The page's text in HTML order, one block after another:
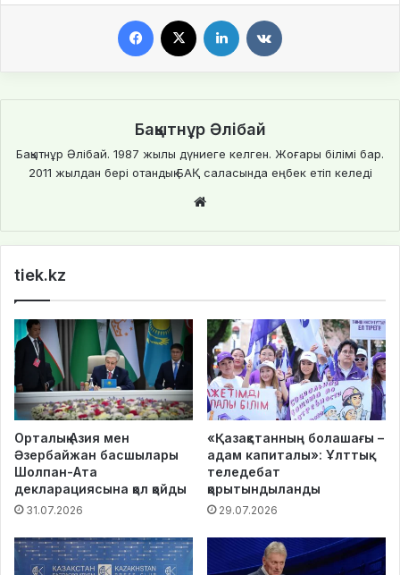
Facebook LinkedIn
Бақытнұр Әлібай
Бақытнұр Әлібай. 1987 жылы дүниеге келген. Жоғары білімі бар.
2011 жылдан бері отандық БАҚ саласында еңбек етіп келеді
tiek.kz
Орталық Азия мен
Әзербайжан басшылары
Шолпан-Ата
декларациясына қол қойды
31.07.2026
«Қазақстанның болашағы –
адам капиталы»: Ұлттық
теледебат
қорытындыланды
29.07.2026